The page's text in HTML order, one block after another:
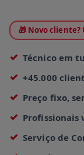
🎁 Novo cliente?
Técnico em
+45.000
Preço fixo,
Profissionais
Serviço de